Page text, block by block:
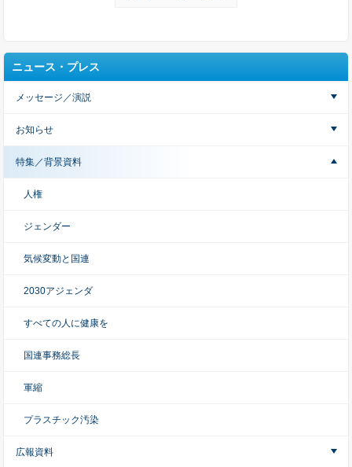
ニュース・プレス
メッセージ／演説
お知らせ
特集／背景資料
人権
ジェンダー
気候変動と国連
2030アジェンダ
すべての人に健康を
国連事務総長
軍縮
プラスチック汚染
広報資料